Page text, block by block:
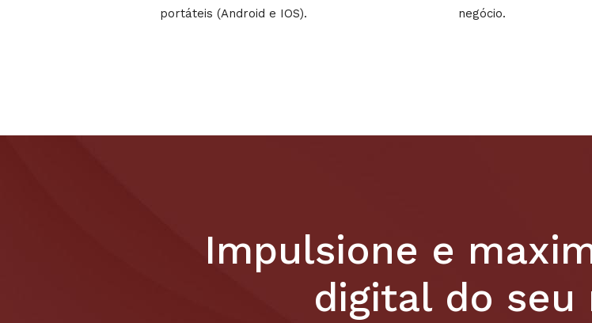
portáteis (Android e IOS).
negócio.
Impulsione e
digital do seu